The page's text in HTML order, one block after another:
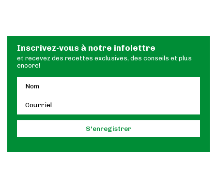
Inscrivez-vous à notre infolettre
et recevez des recettes exclusives, des conseils et plus
encore!